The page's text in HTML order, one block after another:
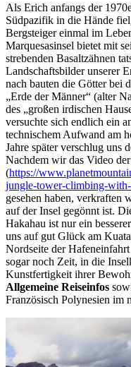
Als Erich anfangs der
Südpazifik in die Hände
Bergsteiger einmal im
Marquesasinsel bietet mit
strebenden Basaltzähnen
Landschaftsbilder unserer
nach bauten die Götter bei
„Erde der Männer“ (alter
des „großen irdischen
versuchte sich endlich ein
technischem Aufwand am
Jahre später verschlug uns
Nachdem wir das Video
(https://
jungle-tower-climbing-
gesehen haben, verkraften
auf der Insel gegönnt ist.
Hakahau ist nur ein
uns auf gut Glück am
Nordseite der
sogar noch Zeit, in die
Kunstfertigkeit ihrer
Allgemeine Reiseinfos
Französisch Polynesien im